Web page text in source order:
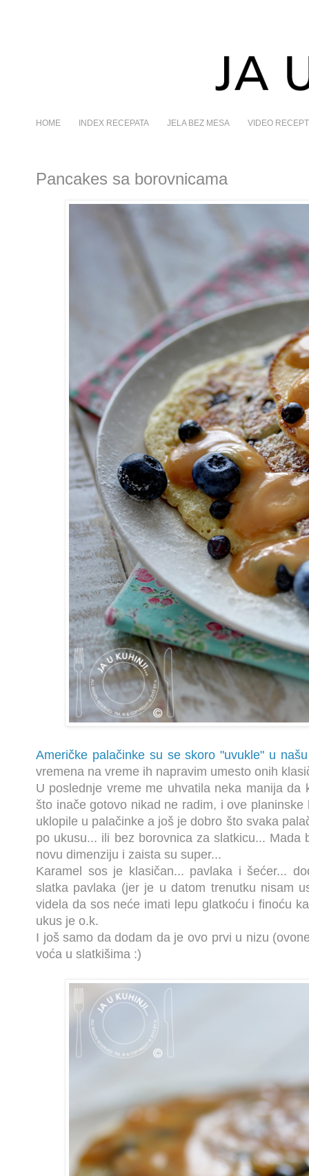
HOME INDEX RECEPATA JELA BEZ MESA VIDEO
Pancakes sa borovnicama
Američke palačinke su se skoro "uvukle" u
vremena na vreme ih napravim umesto onih
U poslednje vreme me uhvatila neka manija da
što inače gotovo nikad ne radim, i ove
uklopile u palačinke a još je dobro što svaka
po ukusu... ili bez borovnica za slatkicu... Mada
novu dimenziju i zaista su super...
Karamel sos je klasičan... pavlaka i šećer...
slatka pavlaka (jer je u datom trenutku nisam
videla da sos neće imati lepu glatkoću i finoću
ukus je o.k.
I još samo da dodam da je ovo prvi u nizu
voća u slatkišima :)